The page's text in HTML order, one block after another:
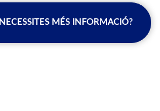
NECESSITES MÉS INFORMACIÓ?